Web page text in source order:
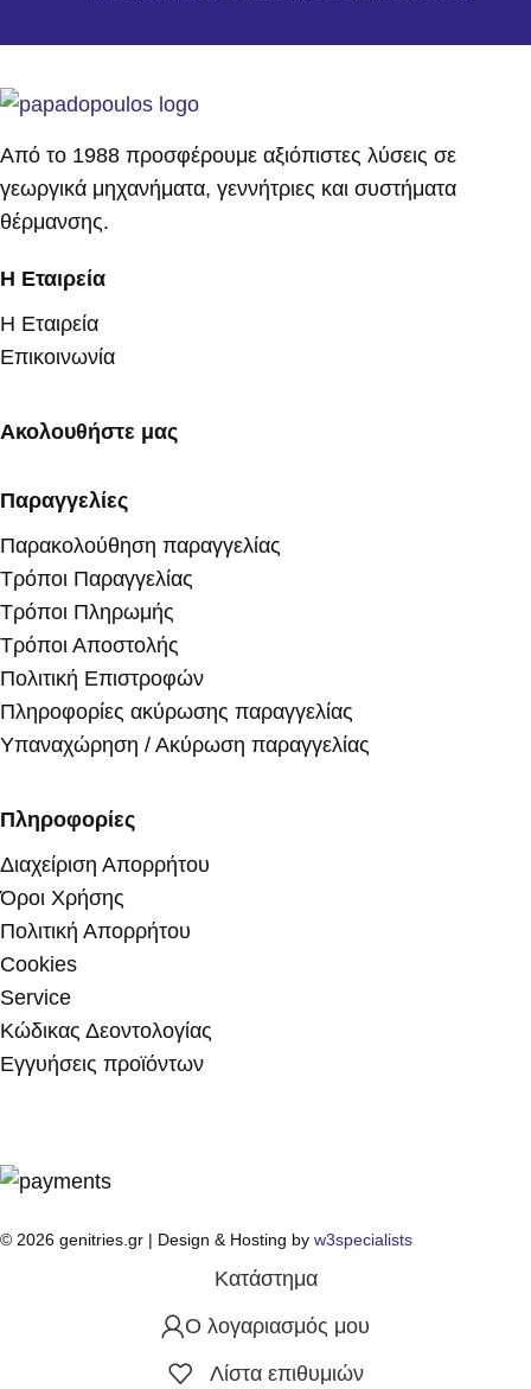
Από το 1988 προσφέρουμε αξιόπιστες λύσεις σε
γεωργικά μηχανήματα, γεννήτριες και συστήματα
θέρμανσης.
Η Εταιρεία
Η Εταιρεία
Επικοινωνία
Ακολουθήστε μας
Παραγγελίες
Παρακολούθηση παραγγελίας
Τρόποι Παραγγελίας
Τρόποι Πληρωμής
Τρόποι Αποστολής
Πολιτική Επιστροφών
Πληροφορίες ακύρωσης παραγγελίας
Υπαναχώρηση / Ακύρωση παραγγελίας
Πληροφορίες
Διαχείριση Απορρήτου
Όροι Χρήσης
Πολιτική Απορρήτου
Cookies
Service
Κώδικας Δεοντολογίας
Εγγυήσεις προϊόντων
© 2026 genitries.gr | Design & Hosting by w3specialists
Κατάστημα
Ο λογαριασμός μου
Λίστα επιθυμιών